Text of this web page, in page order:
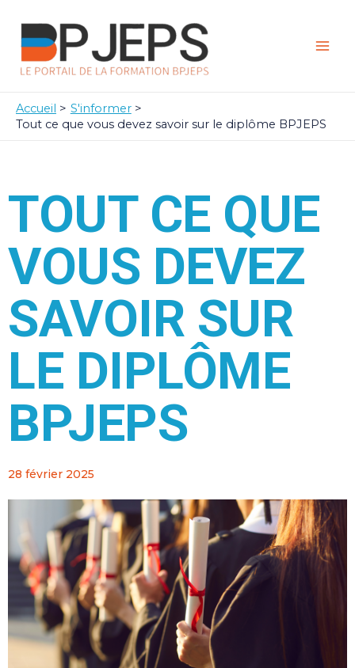
contenu
Accueil
S'informer
Tout ce que vous devez savoir sur le diplôme BPJEPS
TOUT CE QUE
VOUS DEVEZ
SAVOIR SUR
LE DIPLÔME
BPJEPS
28 février 2025